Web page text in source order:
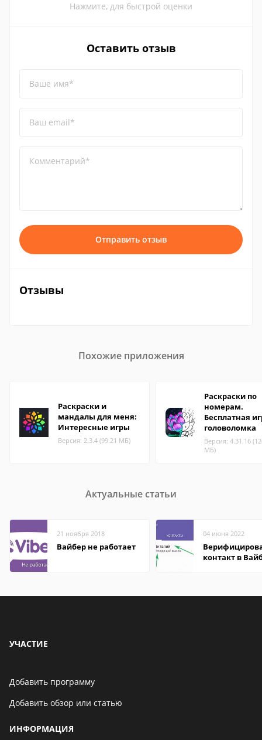
Нажмите, для быстрой оценки
Оставить отзыв
Ваше имя*
Ваш email*
Комментарий*
Отправить отзыв
Отзывы
Похожие приложения
Раскраски и
мандалы для меня:
Интересные игры
Версия: 2.3.4 (99.21 МБ)
Раскраски по
номерам.
Бесплатная
головоломка
Версия: 4.31.16
МБ)
Актуальные статьи
21 ноября 2018
Вайбер не работает
04 июня 2022
контакт в
УЧАСТИЕ
Добавить программу
Добавить обзор или статью
ИНФОРМАЦИЯ